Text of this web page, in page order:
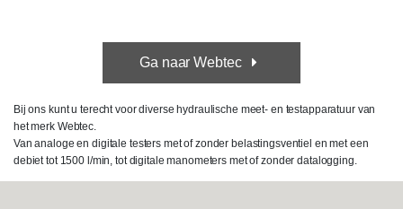
Bij ons kunt u terecht voor diverse hydraulische meet- en testapparatuur van
het merk Webtec.
Van analoge en digitale testers met of zonder belastingsventiel en met een
debiet tot 1500 l/min, tot digitale manometers met of zonder datalogging.
Ga naar Webtec